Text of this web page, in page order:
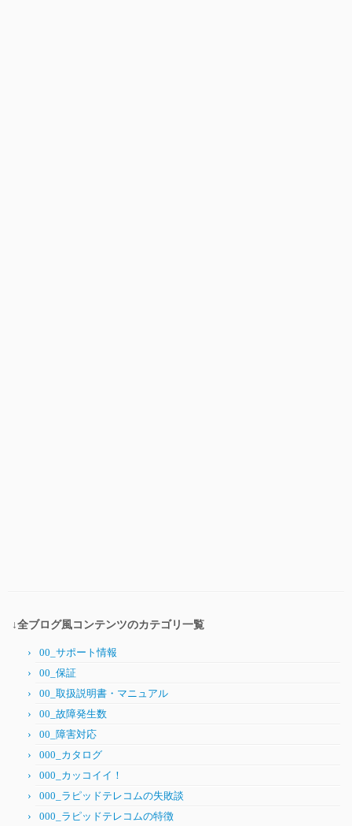
↓全ブログ風コンテンツのカテゴリ一覧
00_サポート情報
00_保証
00_取扱説明書・マニュアル
00_故障発生数
00_障害対応
000_カタログ
000_カッコイイ！
000_ラピッドテレコムの失敗談
000_ラピッドテレコムの特徴